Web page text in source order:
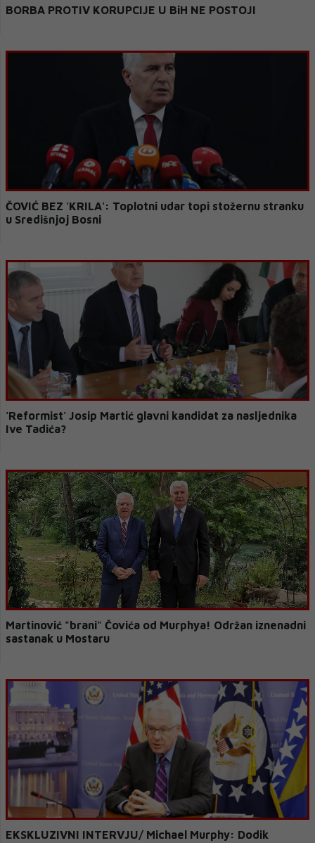
BORBA PROTIV KORUPCIJE U BiH NE POSTOJI
ČOVIĆ BEZ 'KRILA': Toplotni udar topi stožernu stranku
u Središnjoj Bosni
'Reformist' Josip Martić glavni kandidat za nasljednika
Ive Tadića?
Martinović "brani" Čovića od Murphya! Održan iznenadni
sastanak u Mostaru
EKSKLUZIVNI INTERVJU/ Michael Murphy: Dodik